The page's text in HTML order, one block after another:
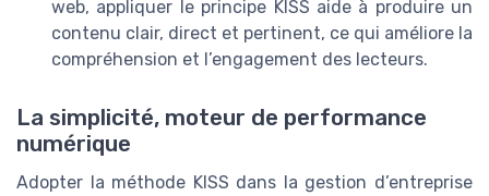
web, appliquer le principe KISS aide à produire un
contenu clair, direct et pertinent, ce qui améliore la
compréhension et l’engagement des lecteurs.
La simplicité, moteur de performance
numérique
Adopter la méthode KISS dans la gestion d’entreprise